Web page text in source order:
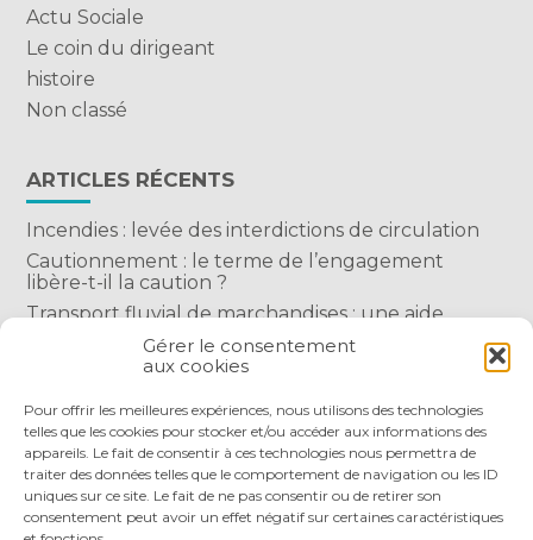
Gérer le consentement
aux cookies
Pour offrir les meilleures expériences, nous utilisons des technologies
telles que les cookies pour stocker et/ou accéder aux informations des
appareils. Le fait de consentir à ces technologies nous permettra de
traiter des données telles que le comportement de navigation ou les ID
uniques sur ce site. Le fait de ne pas consentir ou de retirer son
consentement peut avoir un effet négatif sur certaines caractéristiques
Actu Sociale
Le coin du dirigeant
histoire
Non classé
ARTICLES RÉCENTS
Incendies : levée des interdictions de circulation
Cautionnement : le terme de l’engagement
libère-t-il la caution ?
Transport fluvial de marchandises : une aide
financière bienvenue
Succession : les donations du parent renonçant